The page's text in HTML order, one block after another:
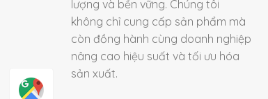
lượng và bền vững. Chúng tôi
không chỉ cung cấp sản phẩm mà
còn đồng hành cùng doanh nghiệp
nâng cao hiệu suất và tối ưu hóa
sản xuất.